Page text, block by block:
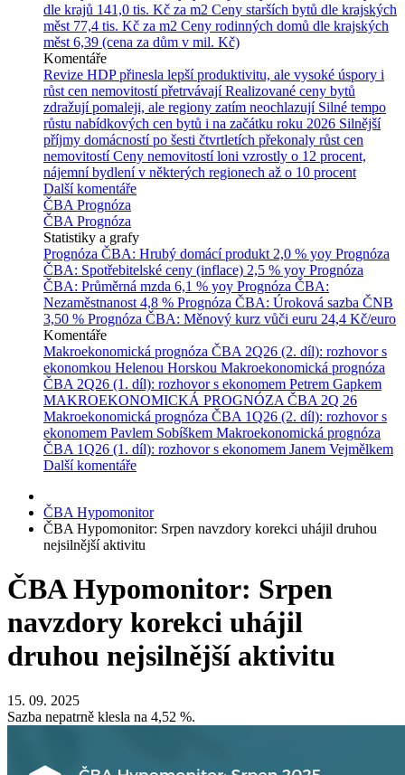
dle krajů 141,0 tis. Kč za m2 Ceny starších bytů dle krajských
měst 77,4 tis. Kč za m2 Ceny rodinných domů dle krajských
měst 6,39 (cena za dům v mil. Kč)
Komentáře
Revize HDP přinesla lepší produktivitu, ale vysoké úspory i
růst cen nemovitostí přetrvávají Realizované ceny bytů
zdražují pomaleji, ale regiony zatím neochlazují Silné tempo
růstu nabídkových cen bytů i na začátku roku 2026 Silnější
příjmy domácností po šesti čtvrtletích překonaly růst cen
nemovitostí Ceny nemovitostí loni vzrostly o 12 procent,
nájemní bydlení v některých regionech až o 10 procent
Další komentáře
ČBA Prognóza
ČBA Prognóza
Statistiky a grafy
Prognóza ČBA: Hrubý domácí produkt 2,0 % yoy Prognóza
ČBA: Spotřebitelské ceny (inflace) 2,5 % yoy Prognóza
ČBA: Průměrná mzda 6,1 % yoy Prognóza ČBA:
Nezaměstnanost 4,8 % Prognóza ČBA: Úroková sazba ČNB
3,50 % Prognóza ČBA: Měnový kurz vůči euru 24,4 Kč/euro
Komentáře
Makroekonomická prognóza ČBA 2Q26 (2. díl): rozhovor s
ekonomkou Helenou Horskou Makroekonomická prognóza
ČBA 2Q26 (1. díl): rozhovor s ekonomem Petrem Gapkem
MAKROEKONOMICKÁ PROGNÓZA ČBA 2Q 26
Makroekonomická prognóza ČBA 1Q26 (2. díl): rozhovor s
ekonomem Pavlem Sobíškem Makroekonomická prognóza
ČBA 1Q26 (1. díl): rozhovor s ekonomem Janem Vejmělkem
Další komentáře
ČBA Hypomonitor
ČBA Hypomonitor: Srpen navzdory korekci uhájil druhou
nejsilnější aktivitu
ČBA Hypomonitor: Srpen
navzdory korekci uhájil
druhou nejsilnější aktivitu
15. 09. 2025
Sazba nepatrně klesla na 4,52 %.